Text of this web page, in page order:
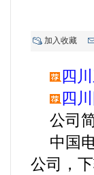
加入收藏
四
四
公司
中国
公司，